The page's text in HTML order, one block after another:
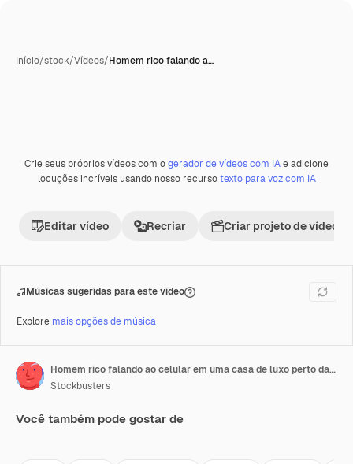
Início/stock/Vídeos/Homem rico falando a…
Premium
Crie seus próprios vídeos com ogerador de vídeos com IAe adicione
locuções incríveis usando nosso recursotexto para voz com IA
Editar vídeo Recriar Criar projeto de vídeo
Músicas sugeridas para este vídeo
Explore mais opções de música
Homem rico falando ao celular em uma casa de luxo perto da piscina.
Stockbusters
Você também pode gostar de